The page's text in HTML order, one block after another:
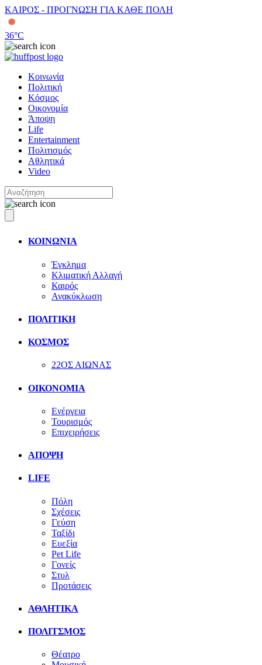
ΚΑΙΡΟΣ - ΠΡΟΓΝΩΣΗ ΓΙΑ ΚΑΘΕ ΠΟΛΗ
36°C
Κοινωνία
Πολιτική
Κόσμος
Οικονομία
Άποψη
Life
Entertainment
Πολιτισμός
Αθλητικά
Video
ΚΟΙΝΩΝΙΑ
Έγκλημα
Κλιματική Αλλαγή
Καιρός
Ανακύκλωση
ΠΟΛΙΤΙΚΗ
ΚΟΣΜΟΣ
22ΟΣ ΑΙΩΝΑΣ
ΟΙΚΟΝΟΜΙΑ
Ενέργεια
Τουρισμός
Επιχειρήσεις
ΑΠΟΨΗ
LIFE
Πόλη
Σχέσεις
Γεύση
Ταξίδι
Ευεξία
Pet Life
Γονείς
Στυλ
Προτάσεις
ΑΘΛΗΤΙΚΑ
ΠΟΛΙΤΣΜΟΣ
Θέατρο